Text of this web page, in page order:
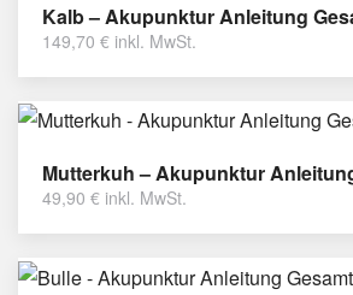
Kalb – Akupunktur Anleitung
149,70 € inkl. MwSt.
Mutterkuh – Akupunktur
49,90 € inkl. MwSt.